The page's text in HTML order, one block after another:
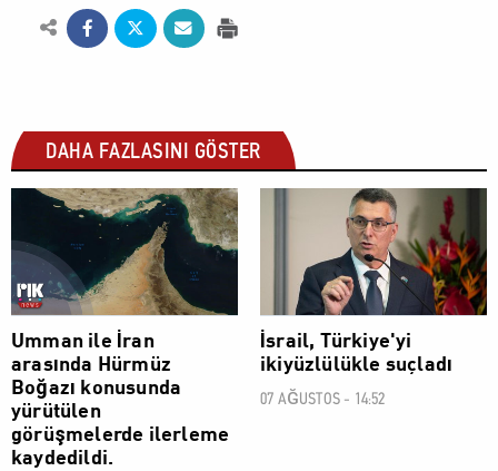
DAHA FAZLASINI GÖSTER
DÜNYA
Umman ile İran
arasında Hürmüz
Boğazı konusunda
yürütülen
görüşmelerde ilerleme
kaydedildi.
DÜNYA
İsrail, Türkiye'yi
ikiyüzlülükle suçladı
07 AĞUSTOS - 14:52